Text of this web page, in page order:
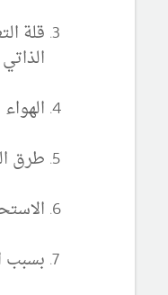
قلة
الذاتي
طرق
بسبب